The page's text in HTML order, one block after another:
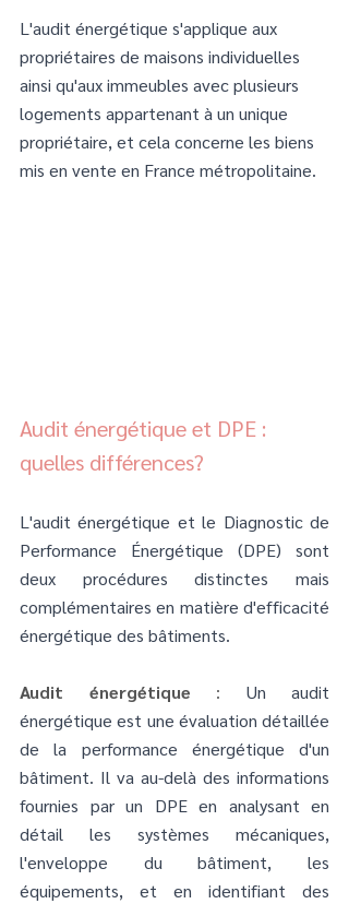
L'audit énergétique s'applique aux
propriétaires de maisons individuelles
ainsi qu'aux immeubles avec plusieurs
logements appartenant à un unique
propriétaire, et cela concerne les biens
mis en vente en France métropolitaine.
Audit énergétique et DPE :
quelles différences?
L'audit énergétique et le Diagnostic de
Performance Énergétique (DPE) sont
deux procédures distinctes mais
complémentaires en matière d'efficacité
énergétique des bâtiments.
Audit énergétique : Un audit
énergétique est une évaluation détaillée
de la performance énergétique d'un
bâtiment. Il va au-delà des informations
fournies par un DPE en analysant en
détail les systèmes mécaniques,
l'enveloppe du bâtiment, les
équipements, et en identifiant des